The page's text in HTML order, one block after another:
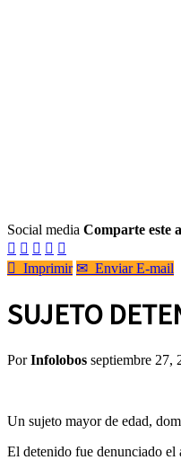
Social media Comparte este
    
 Imprimir ✉ Enviar E-mail
SUJETO
PorInfolobos septiembre 27,
Un sujeto mayor de edad,
El detenido fue denunciado el